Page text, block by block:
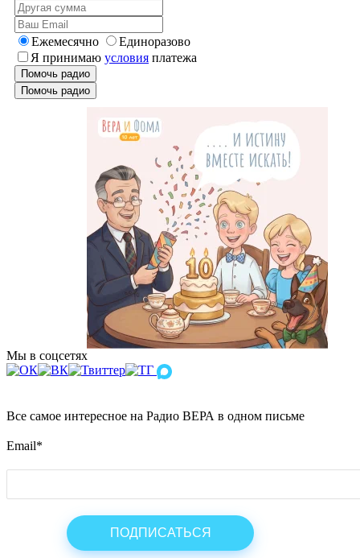
Ежемесячно
Единоразово
Я принимаю условия платежа
Помочь радио
Помочь радио
Мы в соцсетях
Все самое интересное на Радио ВЕРА в одном письме
Email*